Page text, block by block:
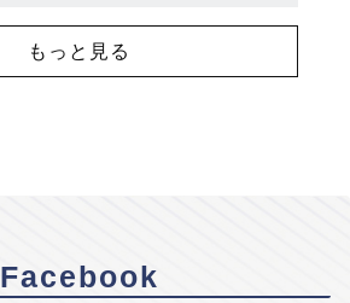
もっと見る
Facebook